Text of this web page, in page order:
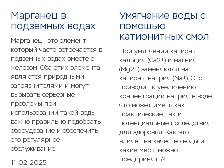
Марганец в
подземных водах
Марганец - это элемент,
который часто встречается в
подземных водах вместе с
железом. Оба этих элемента
являются природными
загрязнителями и могут
вызывать серьезные
проблемы при
использовании такой воды -
важно правильно подобрать
оборудование и обеспечить
его регулярное
обслуживание.
11-02-2025
Умягчение воды с
помощью
катионитных смол
При умягчении катионы
кальция (Ca2+) и магния
(Mg2+) заменяются на
катионы натрия (Na+). Это
приводит к увеличению
концентрации натрия в воде,
что может иметь как
практические, так и
потенциальные последствия
для здоровья. Как это
влияет на качество воды и
какие меры можно
предпринять?